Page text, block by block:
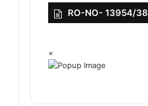
RO-NO- 13954/38
×